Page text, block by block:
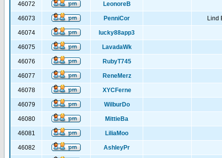
46072 LeonoreB
46073 PenniCor Lind
46074 lucky88app3
46075 LavadaWk
46076 RubyT745
46077 ReneMerz
46078 XYCFerne
46079 WilburDo
46080 MittieBa
46081 LiliaMoo
46082 AshleyPr